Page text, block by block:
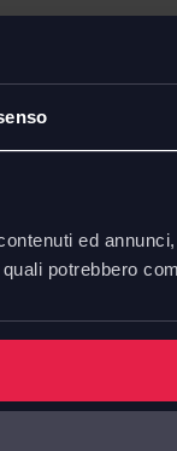
ed
potrebbero